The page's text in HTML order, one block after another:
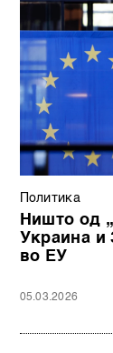
Политика
Ништо од
Украина и
во ЕУ
05.03.2026